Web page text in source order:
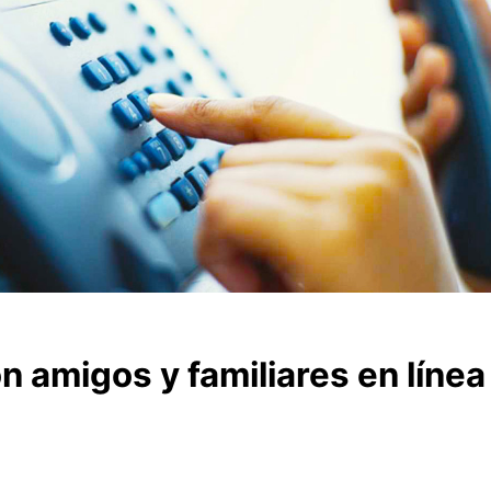
amigos y familiares en línea